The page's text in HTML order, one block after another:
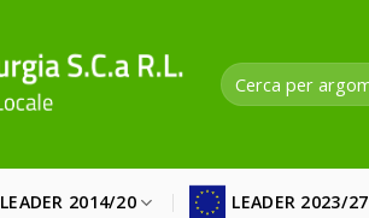
LEADER 2014/20 LEADER 2023/27